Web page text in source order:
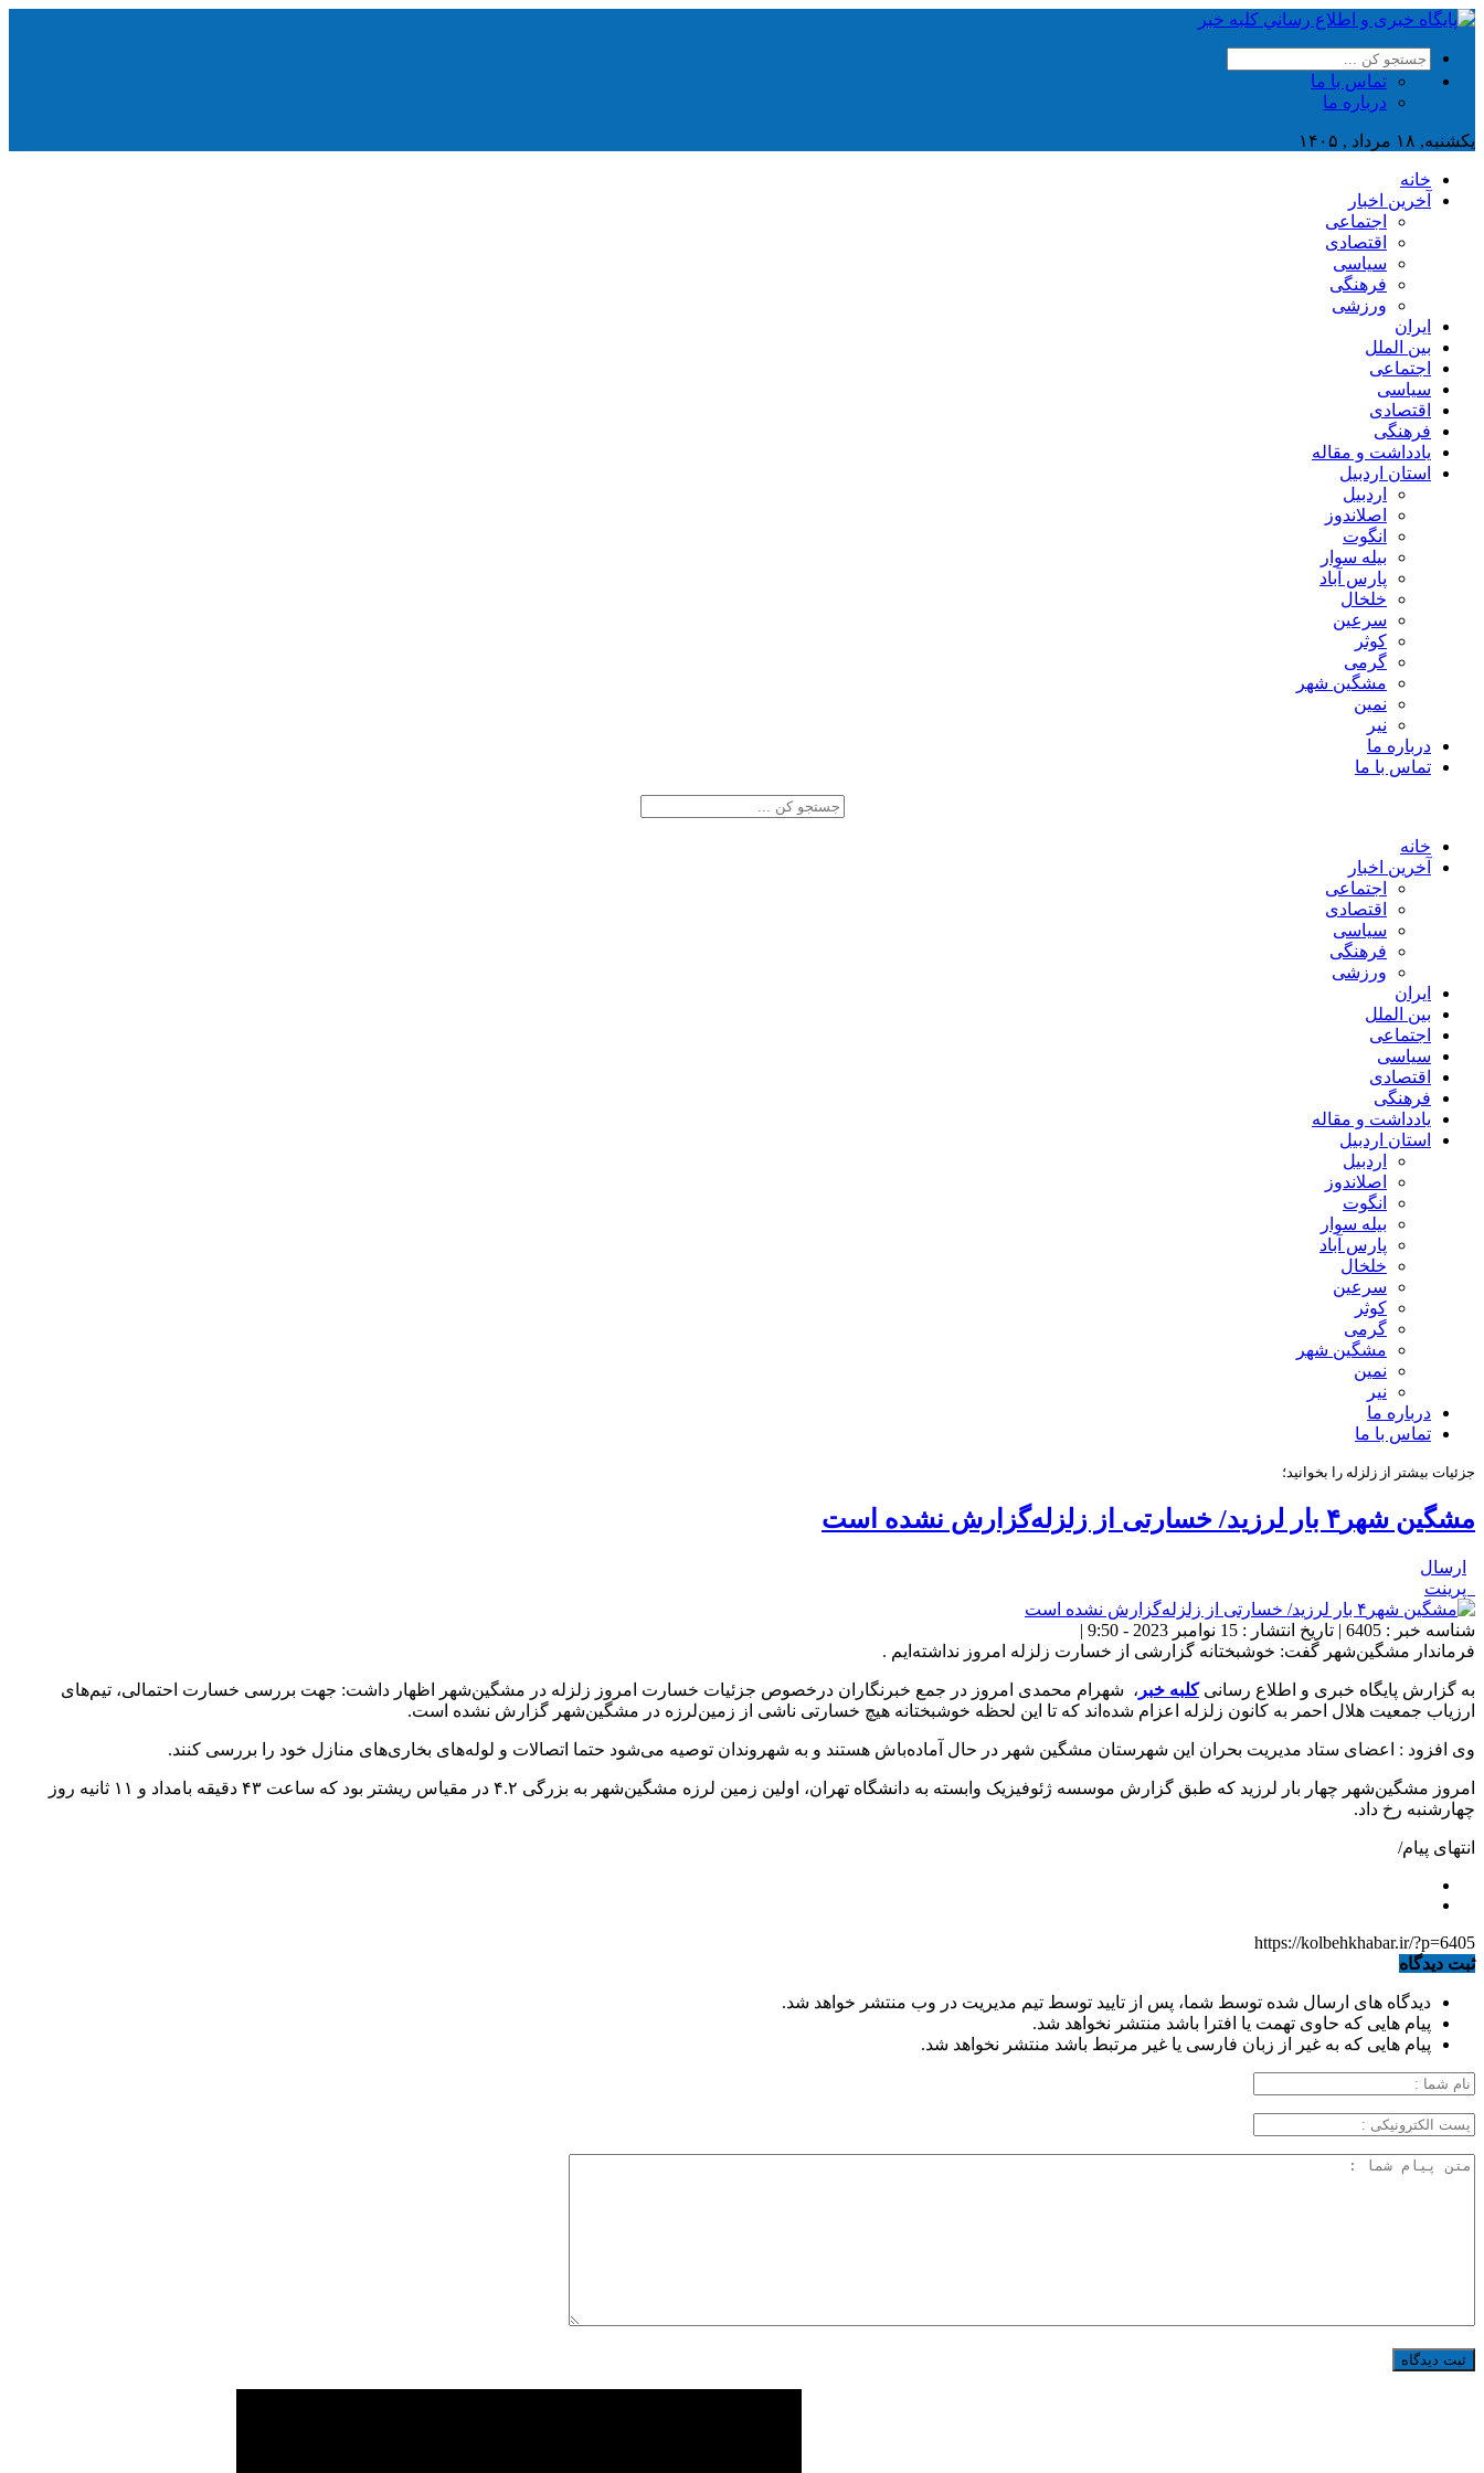
تماس با ما
درباره ما
یکشنبه, ۱۸ مرداد , ۱۴۰۵
خانه
آخرین اخبار
اجتماعی
اقتصادی
سیاسی
فرهنگی
ورزشی
ایران
بین الملل
اجتماعی
سیاسی
اقتصادی
فرهنگی
یادداشت و مقاله
استان اردبیل
اردبیل
اصلاندوز
انگوت
بیله سوار
پارس آباد
خلخال
سرعین
کوثر
گرمی
مشگین شهر
نمین
نیر
درباره ما
تماس با ما
خانه
آخرین اخبار
اجتماعی
اقتصادی
سیاسی
فرهنگی
ورزشی
ایران
بین الملل
اجتماعی
سیاسی
اقتصادی
فرهنگی
یادداشت و مقاله
استان اردبیل
اردبیل
اصلاندوز
انگوت
بیله سوار
پارس آباد
خلخال
سرعین
کوثر
گرمی
مشگین شهر
نمین
نیر
درباره ما
تماس با ما
جزئیات بیشتر از زلزله را بخوانید؛
مشگین شهر۴ بار لرزید/ خسارتی از زلزله‌گزارش نشده است
ارسال
پرینت
شناسه خبر : 6405 | تاریخ انتشار : 15 نوامبر 2023 - 9:50 |
فرماندار مشگین‌شهر گفت: خوشبختانه گزارشی از خسارت زلزله امروز نداشته‌ایم .
به گزارش پایگاه خبری و اطلاع رسانیکلبه خبر ، شهرام محمدی امروز در جمع خبرنگاران درخصوص جزئیات خسارت امروز زلزله در مشگین‌شهر اظهار داشت: جهت بررسی خسارت احتمالی، تیم‌های
ارزیاب جمعیت هلال احمر به کانون زلزله اعزام شده‌اند که تا این لحظه خوشبختانه هیچ خسارتی ناشی از زمین‌لرزه در مشگین‌شهر گزارش نشده است.
وی افزود : اعضای ستاد مدیریت بحران این شهرستان مشگین شهر در حال آماده‌باش هستند و به شهروندان توصیه می‌شود حتما اتصالات و لوله‌های بخاری‌های منازل خود را بررسی کنند.
امروز مشگین‌شهر چهار بار لرزید که طبق گزارش موسسه ژئوفیزیک وابسته به دانشگاه تهران، اولین زمین لرزه مشگین‌شهر به بزرگی ۴.۲ در مقیاس ریشتر بود که ساعت ۴۳ دقیقه بامداد و ۱۱ ثانیه روز
چهارشنبه رخ داد.
انتهای پیام/
https://kolbehkhabar.ir/?p=6405
ثبت دیدگاه
دیدگاه های ارسال شده توسط شما، پس از تایید توسط تیم مدیریت در وب منتشر خواهد شد.
پیام هایی که حاوی تهمت یا افترا باشد منتشر نخواهد شد.
پیام هایی که به غیر از زبان فارسی یا غیر مرتبط باشد منتشر نخواهد شد.